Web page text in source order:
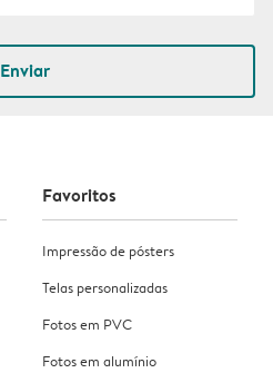
Enviar
Favoritos
Impressão de pósters
Telas personalizadas
Fotos em PVC
Fotos em alumínio